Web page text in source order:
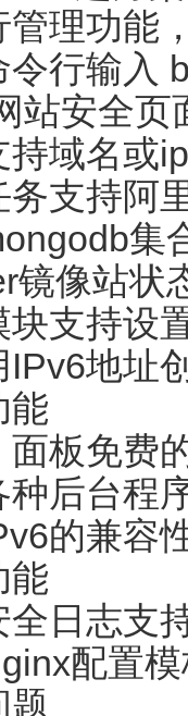
管理功能
令行输入
站安全页
持域名或
务支持阿
集
镜像站状
块支持设
IPv6地址
能
面板免费
种后台程
的兼容
能
全日志支
配置
题